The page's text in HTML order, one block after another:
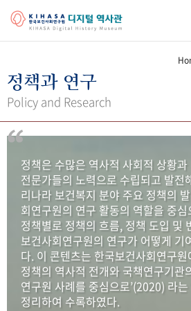
걸어온 길 기관 변천사
연구 역사
정책과 연구 키워드로 보는 연구 역사
간행물 변천사
기록물 아카이브
사진 아카이브 문서 기록물 행정박
50+1주년 기념
정책과 연구
Policy and Research
정책은 수많은 역사적 사회적 상황
전문가들의 노력으로 수립되고 발전
리나라 보건복지 분야 주요 정책의
회연구원의 연구 활동의 역할을 중
정책별로 정책의 흐름, 정책 도입 및
보건사회연구원의 연구가 어떻게 기
다. 이 콘텐츠는 한국보건사회연구원
정책의 역사적 전개와 국책연구기관
연구원 사례를 중심으로’(2020) 라
정리하여 수록하였다.